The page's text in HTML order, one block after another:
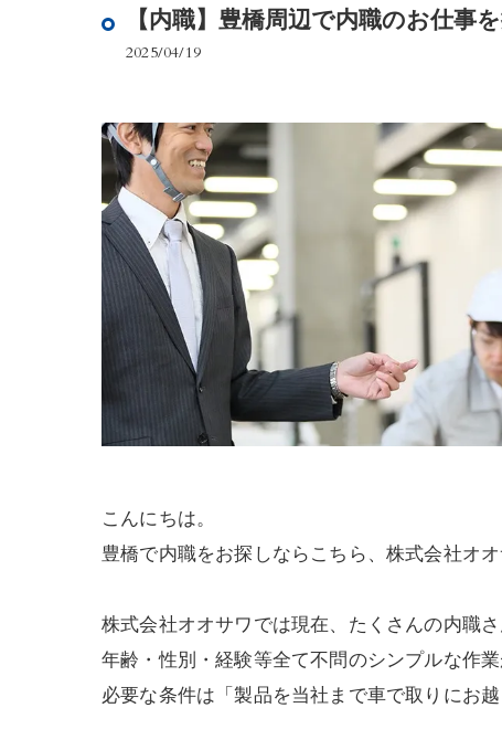
【内職】豊橋周辺で内職のお仕事
2025/04/19
こんにちは。
豊橋で内職をお探しならこちら、株式会社オオ
株式会社オオサワでは現在、たくさんの内職さ
年齢・性別・経験等全て不問のシンプルな作業
必要な条件は「製品を当社まで車で取りにお